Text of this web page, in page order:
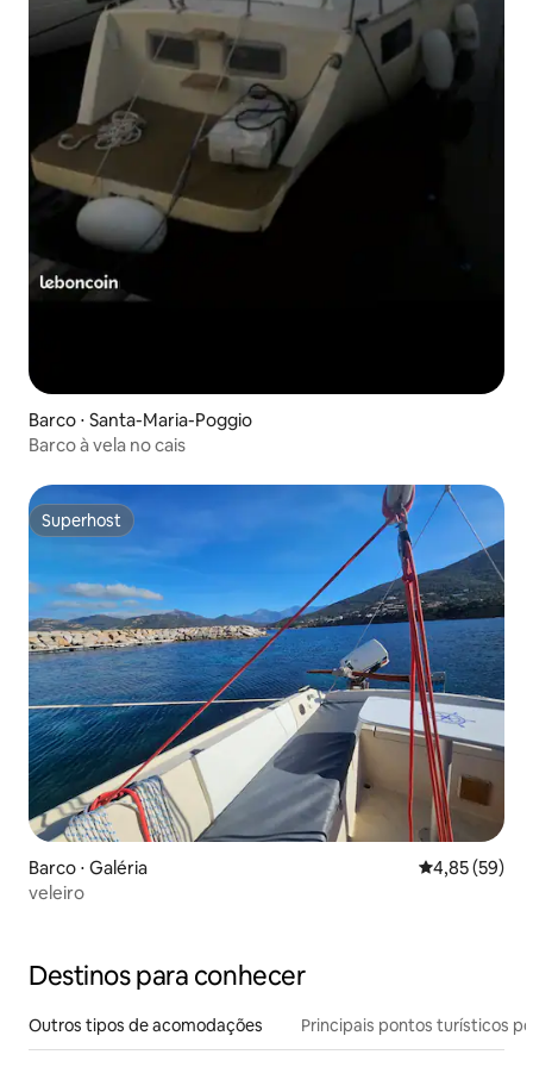
Barco ⋅ Santa-Maria-Poggio
Barco à vela no cais
Superhost
Superhost
Barco ⋅ Galéria 4,85 de uma
4,85 (59)
veleiro
Destinos para conhecer
Outros tipos de acomodações Principais pontos turísticos